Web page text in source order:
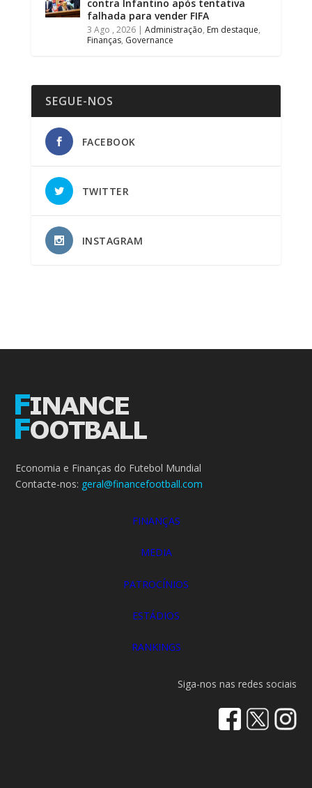
contra Infantino após tentativa
falhada para vender FIFA
3 Ago , 2026| Administração, Em destaque,
Finanças, Governance
SEGUE-NOS
FACEBOOK
TWITTER
INSTAGRAM
Economia e Finanças do Futebol Mundial
Contacte-nos: geral@financefootball.com
FINANÇAS
MEDIA
PATROCÍNIOS
ESTÁDIOS
RANKINGS
Siga-nos nas redes sociais